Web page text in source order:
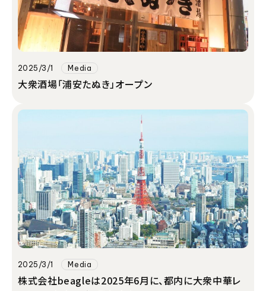
2025/3/1 Media
大衆酒場「浦安たぬき」オープン
2025/3/1 Media
株式会社beagleは2025年6月に、都内に大衆中華レ